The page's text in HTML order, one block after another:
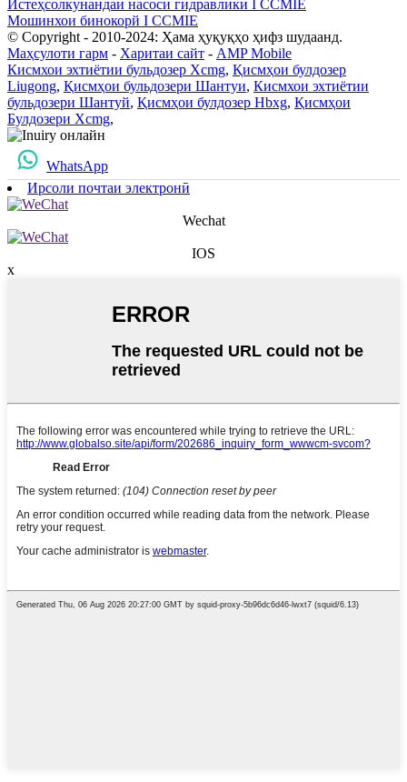
Истеҳсолкунандаи насоси гидравликӣ I CCMIE
Мошинхои бинокорй I CCMIE
© Copyright - 2010-2024: Ҳама ҳуқуқҳо ҳифз шудаанд.
Маҳсулоти гарм - Харитаи сайт - AMP Mobile
Кисмхои эхтиётии бульдозер Xcmg, Қисмҳои булдозер
Liugong, Қисмҳои бульдозери Шантуи, Кисмхои эхтиётии
бульдозери Шантуй, Қисмҳои булдозер Hbxg, Қисмҳои
Булдозери Xcmg,
WhatsApp
Ирсоли почтаи электронӣ
Wechat
IOS
x